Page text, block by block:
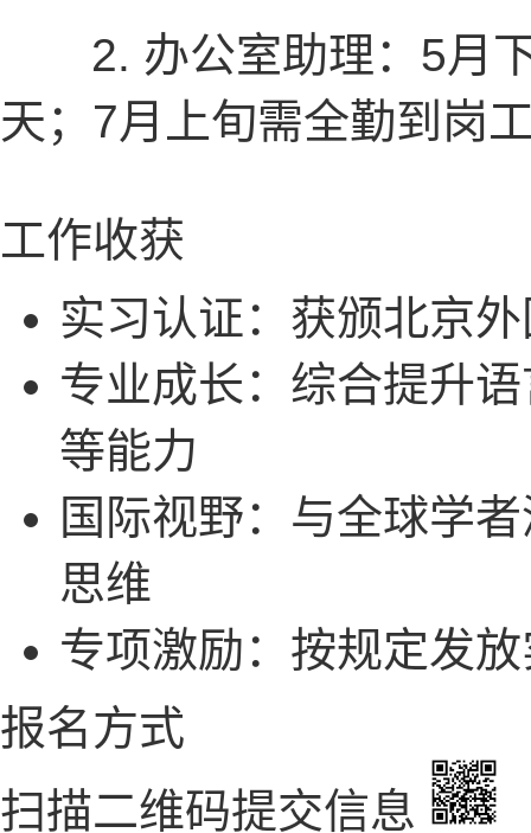
2. 办公室助理：5月下
天；7月上旬需全勤到岗
工作收获
实习认证：获颁北京
专业成长：综合提升
等能力
国际视野：与全球学
思维
专项激励：按规定发
报名方式
扫描二维码提交信息